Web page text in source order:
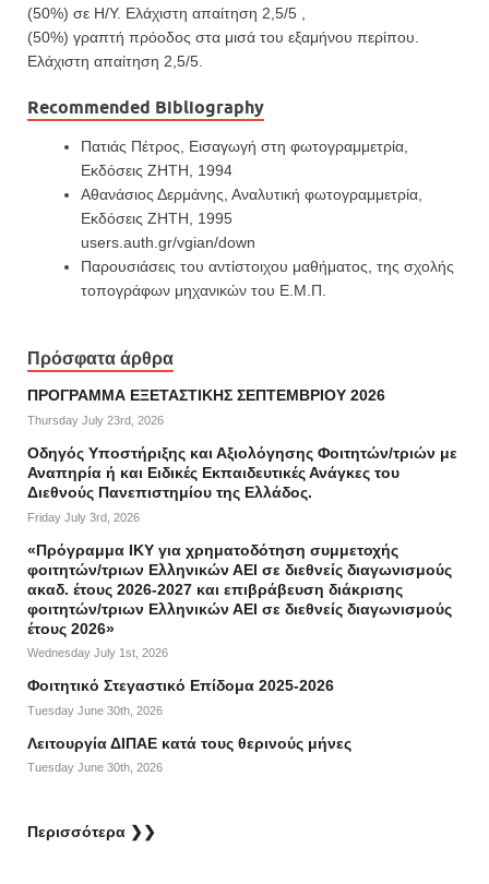
(50%) σε Η/Υ. Ελάχιστη απαίτηση 2,5/5 ,
(50%) γραπτή πρόοδος στα μισά του εξαμήνου περίπου.
Ελάχιστη απαίτηση 2,5/5.
Recommended Bibliography
Πατιάς Πέτρος, Εισαγωγή στη φωτογραμμετρία,
Εκδόσεις ΖΗΤΗ, 1994
Αθανάσιος Δερμάνης, Αναλυτική φωτογραμμετρία,
Εκδόσεις ΖΗΤΗ, 1995
users.auth.gr/vgian/down
Παρουσιάσεις του αντίστοιχου μαθήματος, της σχολής
τοπογράφων μηχανικών του Ε.Μ.Π.
Πρόσφατα άρθρα
ΠΡΟΓΡΑΜΜΑ ΕΞΕΤΑΣΤΙΚΗΣ ΣΕΠΤΕΜΒΡΙΟΥ 2026
Thursday July 23rd, 2026
Οδηγός Υποστήριξης και Αξιολόγησης Φοιτητών/τριών με
Αναπηρία ή και Ειδικές Εκπαιδευτικές Ανάγκες του
Διεθνούς Πανεπιστημίου της Ελλάδος.
Friday July 3rd, 2026
«Πρόγραμμα ΙΚΥ για χρηματοδότηση συμμετοχής
φοιτητών/τριων Ελληνικών ΑΕΙ σε διεθνείς διαγωνισμούς
ακαδ. έτους 2026-2027 και επιβράβευση διάκρισης
φοιτητών/τριων Ελληνικών ΑΕΙ σε διεθνείς διαγωνισμούς
έτους 2026»
Wednesday July 1st, 2026
Φοιτητικό Στεγαστικό Επίδομα 2025-2026
Tuesday June 30th, 2026
Λειτουργία ΔΙΠΑΕ κατά τους θερινούς μήνες
Tuesday June 30th, 2026
Περισσότερα ❯❯